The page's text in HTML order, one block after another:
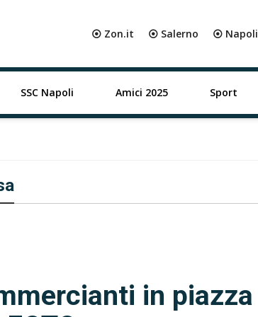
⦿ Zon.it ⦿ Salerno ⦿ Napoli
SSC Napoli Amici 2025 Sport
in piazza